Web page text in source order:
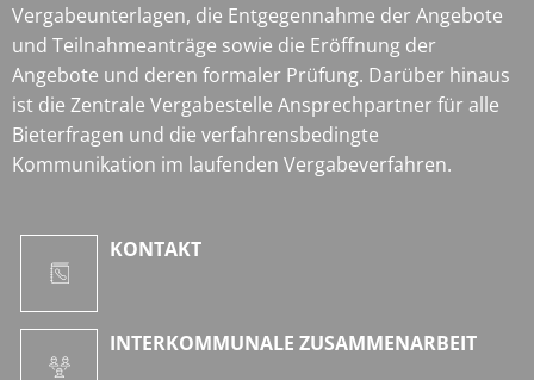
Vergabeunterlagen, die Entgegennahme der Angebote
und Teilnahmeanträge sowie die Eröffnung der
Angebote und deren formaler Prüfung. Darüber hinaus
ist die Zentrale Vergabestelle Ansprechpartner für alle
Bieterfragen und die verfahrensbedingte
Kommunikation im laufenden Vergabeverfahren.
KONTAKT
INTERKOMMUNALE ZUSAMMENARBEIT